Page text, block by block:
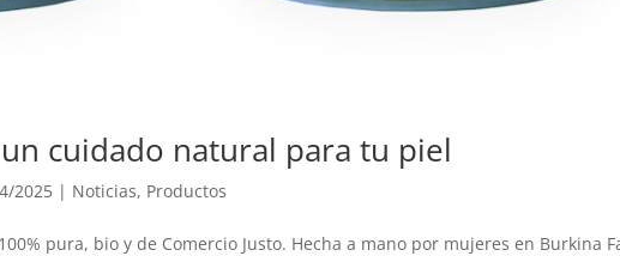
cuidado natural para tu piel
2025 | Noticias, Productos
pura, bio y de Comercio Justo. Hecha a mano por mujeres en Burkina